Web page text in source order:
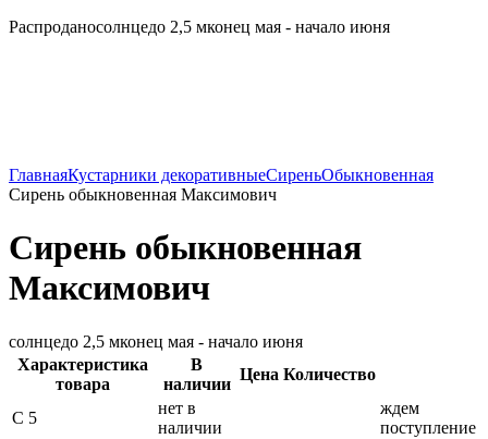
Распроданосолнцедо 2,5 мконец мая - начало июня
ГлавнаяКустарники декоративныеСиреньОбыкновенная
Сирень обыкновенная Максимович
Сирень обыкновенная
Максимович
солнцедо 2,5 мконец мая - начало июня
Характеристика
товара
В
наличии
Цена Количество
С 5
нет в
наличии
ждем
поступление